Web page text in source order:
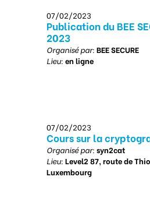
07/02/2023
Publication du BEE
2023
Organisé par: BEE SECURE
Lieu: en ligne
07/02/2023
Cours sur la
Organisé par: syn2cat
Lieu: Level2 87, route de
Luxembourg